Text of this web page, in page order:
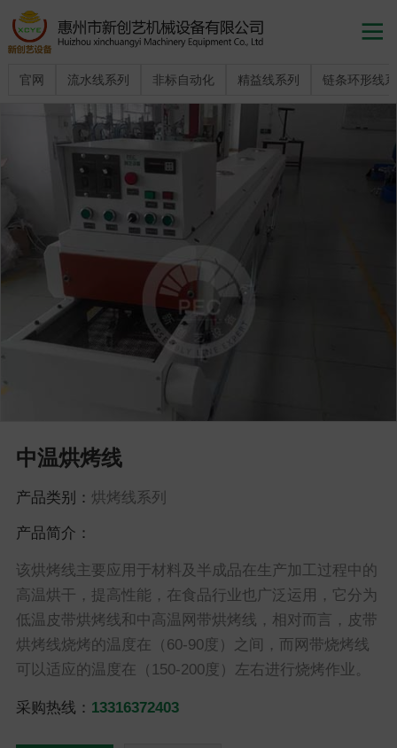

官网 流水线系列 非标自动化 精益线系列 链条环形线
中温烘烤线
产品类别： 烘烤线系列
产品简介：
该烘烤线主要应用于材料及半成品在生产加工过程中的
高温烘干，提高性能，在食品行业也广泛运用，它分为
低温皮带烘烤线和中高温网带烘烤线，相对而言，皮带
烘烤线烧烤的温度在（60-90度）之间，而网带烧烤线
可以适应的温度在（150-200度）左右进行烧烤作业。
采购热线： 13316372403